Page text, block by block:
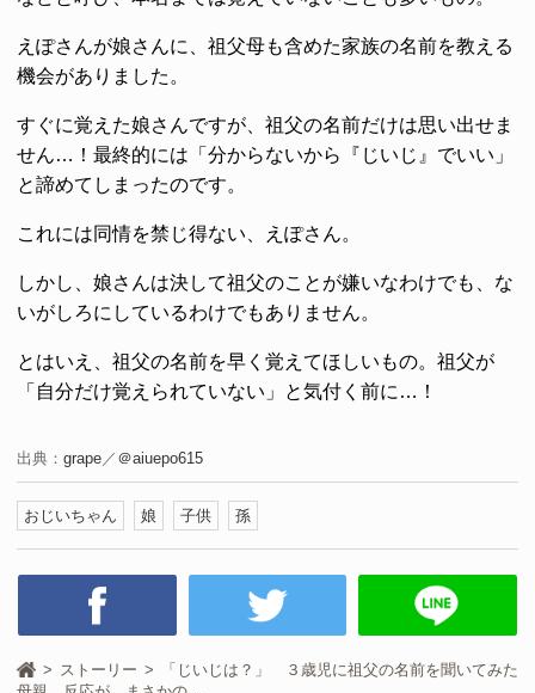
えぽさんが娘さんに、祖父母も含めた家族の名前を教える
機会がありました。
すぐに覚えた娘さんですが、祖父の名前だけは思い出せま
せん…！最終的には「分からないから『じいじ』でいい」
と諦めてしまったのです。
これには同情を禁じ得ない、えぽさん。
しかし、娘さんは決して祖父のことが嫌いなわけでも、な
いがしろにしているわけでもありません。
とはいえ、祖父の名前を早く覚えてほしいもの。祖父が
「自分だけ覚えられていない」と気付く前に…！
出典： grape ／ ＠aiuepo615
おじいちゃん 娘 子供 孫
ストーリー
「じいじは？」 ３歳児に祖父の名前を聞いてみた